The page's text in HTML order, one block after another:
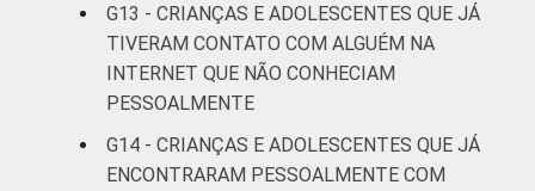
Fonte: CGI.br/NIC.br, Centro Regional de
Estudos para o Desenvolvimento da
Pesquisa sobre o Uso da Internet por
Crianças e Adolescentes no Brasil – TIC Kids
G13 - CRIANÇAS E ADOLESCENTES QUE JÁ
TIVERAM CONTATO COM ALGUÉM NA
INTERNET QUE NÃO CONHECIAM
PESSOALMENTE
G14 - CRIANÇAS E ADOLESCENTES QUE JÁ
ENCONTRARAM PESSOALMENTE COM